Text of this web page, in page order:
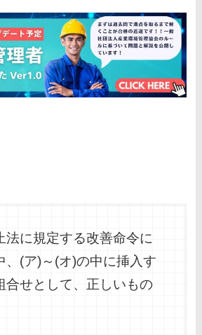
法に規定する改善命令に
、(ア)～(オ)の中に挿入す
合せとして、正しいもの